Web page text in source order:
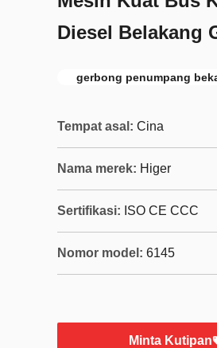
Diesel Belakang
gerbong penumpang
Tempat asal: Cina
Nama merek: Higer
Sertifikasi: ISO CE CCC
Nomor model: 6145
Minta Kutipan